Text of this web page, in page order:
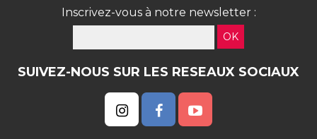
Inscrivez-vous à notre newsletter :
OK
SUIVEZ-NOUS SUR LES RESEAUX SOCIAUX